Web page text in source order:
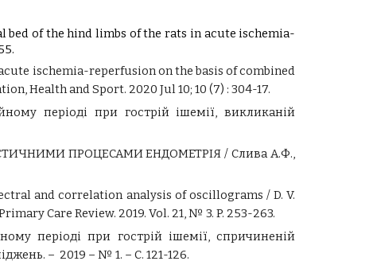
bed of the hind limbs of the rats in acute ischemia-
ischemia-reperfusion on the basis of combined
Health and Sport. 2020 Jul 10; 10 (7) : 304-17.
періоді при гострій ішемії, викликаній
ПРОЦЕСАМИ ЕНДОМЕТРІЯ / Слива А.Ф.,
and correlation analysis of oscillograms / D. V.
Care Review. 2019. Vol. 21, № 3. P. 253-263.
періоді при гострій ішемії, спричиненій
– 2019 – № 1. – С. 121-126.